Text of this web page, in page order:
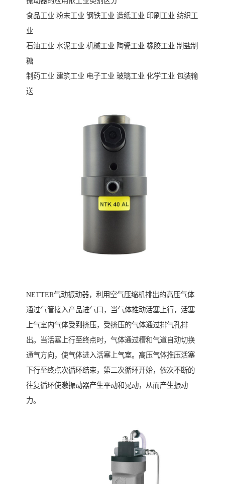
食品工业 粉末工业 钢铁工业 造纸工业 印刷工业 纺织工
业
石油工业 水泥工业 机械工业 陶瓷工业 橡胶工业 制盐制
糖
制药工业 建筑工业 电子工业 玻璃工业 化学工业 包装输
送
NETTER气动振动器，利用空气压缩机排出的高压气体
通过气管接入产品进气口，当气体推动活塞上行，活塞
上气室内气体受到挤压，受挤压的气体通过排气孔排
出。当活塞上行至终点时，气体通过槽和气道自动切换
通气方向，使气体进入活塞上气室。高压气体推压活塞
下行至终点次循环结束，第二次循环开始，依次不断的
往复循环使激振动器产生平动和晃动，从而产生振动
力。